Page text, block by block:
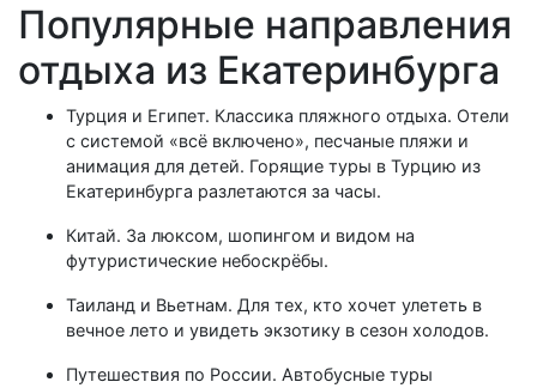
Популярные направления
отдыха из Екатеринбурга
Турция и Египет. Классика пляжного отдыха. Отели
с системой «всё включено», песчаные пляжи и
анимация для детей. Горящие туры в Турцию из
Екатеринбурга разлетаются за часы.
Китай. За люксом, шопингом и видом на
футуристические небоскрёбы.
Таиланд и Вьетнам. Для тех, кто хочет улететь в
вечное лето и увидеть экзотику в сезон холодов.
Путешествия по России. Автобусные туры